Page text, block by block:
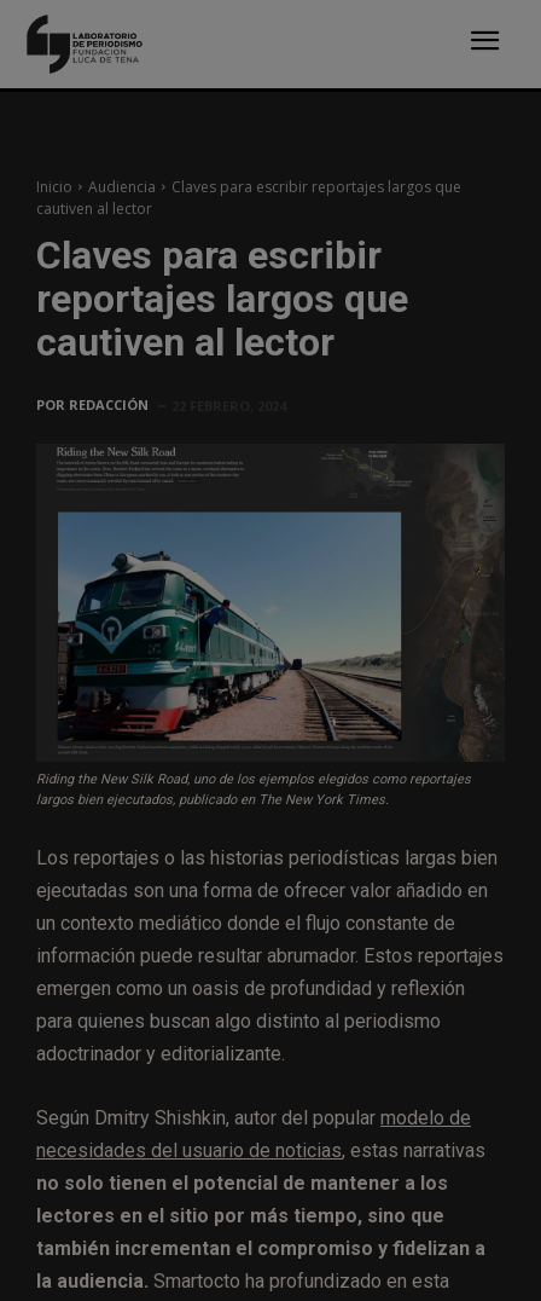
Inicio Audiencia
Claves para escribir reportajes largos que
cautiven al lector
Claves para escribir
reportajes largos que
cautiven al lector
POR REDACCIÓN
Riding the New Silk Road, uno de los ejemplos elegidos como reportajes
largos bien ejecutados, publicado en The New York Times.
Los reportajes o las historias periodísticas largas bien
ejecutadas son una forma de ofrecer valor añadido en
un contexto mediático donde el flujo constante de
información puede resultar abrumador. Estos reportajes
emergen como un oasis de profundidad y reflexión
para quienes buscan algo distinto al periodismo
adoctrinador y editorializante.
Según Dmitry Shishkin, autor del popular modelo de
necesidades del usuario de noticias, estas narrativas
no solo tienen el potencial de mantener a los
lectores en el sitio por más tiempo, sino que
también incrementan el compromiso y fidelizan a
la audiencia. Smartocto ha profundizado en esta